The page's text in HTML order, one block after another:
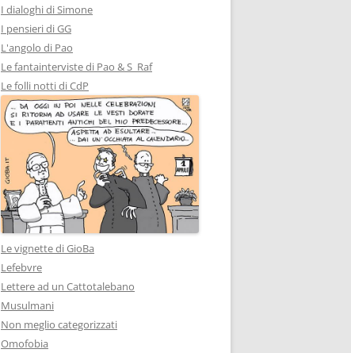
I dialoghi di Simone
I pensieri di GG
L'angolo di Pao
Le fantainterviste di Pao & S_Raf
Le folli notti di CdP
Le vignette di GioBa
Lefebvre
Lettere ad un Cattotalebano
Musulmani
Non meglio categorizzati
Omofobia